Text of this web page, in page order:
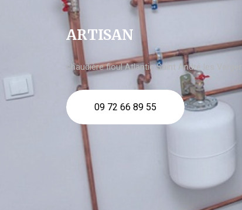
ARTISAN
chaudière fioul Atlantic Saint André les Vergers
09 72 66 89 55